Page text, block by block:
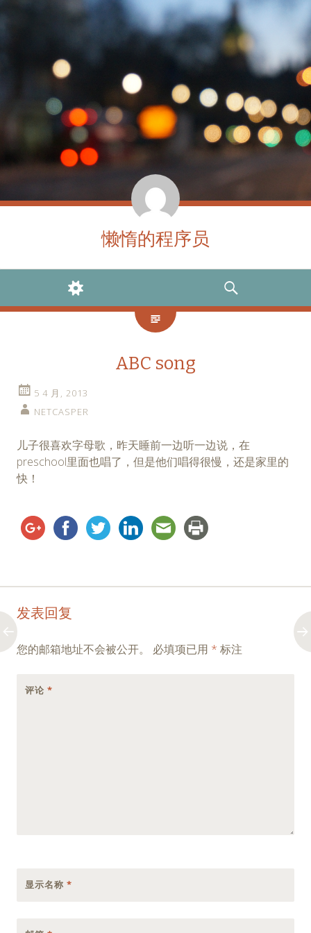
懒惰的程序员
WIDGETS
SEARCH
ABC song
5 4 月, 2013
NETCASPER
儿子很喜欢字母歌，昨天睡前一边听一边说，在
preschool里面也唱了，但是他们唱得很慢，还是家里的
快！
Post
navigation
发表回复
您的邮箱地址不会被公开。 必填项已用 * 标注
评论 *
显示名称 *